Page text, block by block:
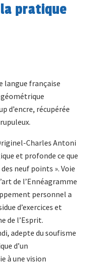
la pratique
langue française
d’encre, récupérée
Charles Antoni
et profonde ce que
neuf points ». Voie
de l’Ennéagramme
personnel a
d’exercices et
de l’Esprit.
adepte du soufisme
d’un
à une vision